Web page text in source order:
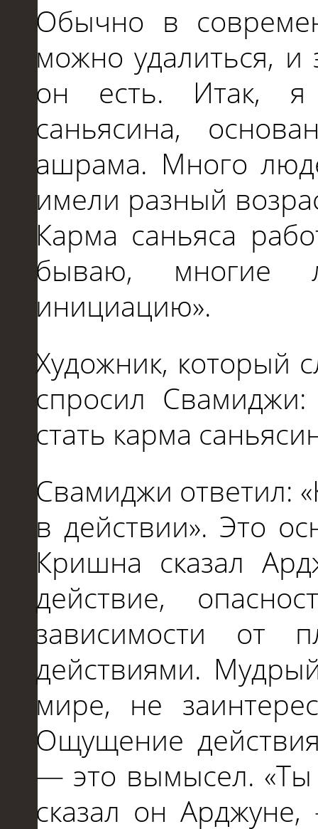
Обычно в
можно удалиться, и
он есть. Итак, я
саньясина,
ашрама. Много
имели разный
Карма саньяса
бываю, многие
инициацию».
Художник, который
спросил
стать карма
Свамиджи ответил:
в действии». Это
Кришна сказал
действие,
зависимости от
действиями.
мире, не
Ощущение
— это вымысел.
сказал он